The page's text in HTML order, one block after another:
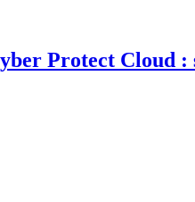
Protect Cloud :